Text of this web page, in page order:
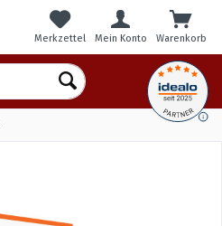
Warenkorb
Merkzettel Mein Konto